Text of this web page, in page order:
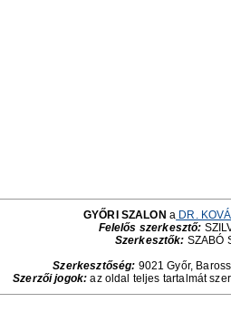
GYŐRI SZALON a DR.
Felelős szerkesztő:
Szerkesztők: SZABÓ
Szerkesztőség: 9021 Győr,
Szerzői jogok: az oldal teljes tartalmát